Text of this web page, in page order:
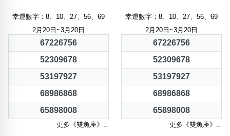
幸運數字：8、10、27、56、69
2月20日~3月20日
67226756
52309678
53197927
68986868
65898008
更多《雙魚座》..
幸運數字：8、10、27、56、69
2月20日~3月20日
67226756
52309678
53197927
68986868
65898008
更多《雙魚座》..